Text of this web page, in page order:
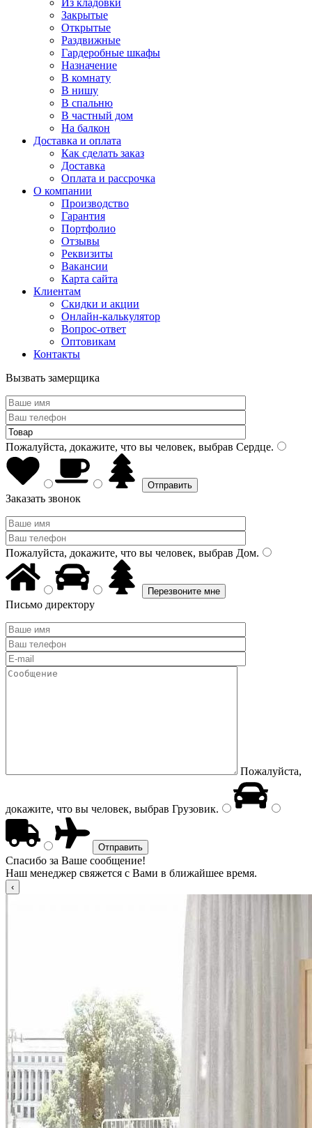
Из кладовки
Закрытые
Открытые
Раздвижные
Гардеробные шкафы
Назначение
В комнату
В нишу
В спальню
В частный дом
На балкон
Доставка и оплата
Как сделать заказ
Доставка
Оплата и рассрочка
О компании
Производство
Гарантия
Портфолио
Отзывы
Реквизиты
Вакансии
Карта сайта
Клиентам
Скидки и акции
Онлайн-калькулятор
Вопрос-ответ
Оптовикам
Контакты
Вызвать замерщика
Пожалуйста, докажите, что вы человек, выбрав Сердце.
Заказать звонок
Пожалуйста, докажите, что вы человек, выбрав Дом.
Письмо директору
Пожалуйста,
докажите, что вы человек, выбрав Грузовик.
Спасибо за Ваше сообщение!
Наш менеджер свяжется с Вами в ближайшее время.